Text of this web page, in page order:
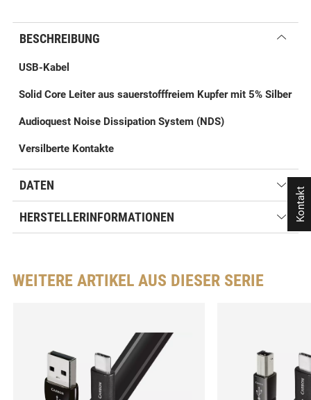
BESCHREIBUNG
USB-Kabel
Solid Core Leiter aus sauerstofffreiem Kupfer mit 5% Silber
Audioquest Noise Dissipation System (NDS)
Versilberte Kontakte
DATEN
HERSTELLERINFORMATIONEN
WEITERE ARTIKEL AUS DIESER SERIE
Kontakt